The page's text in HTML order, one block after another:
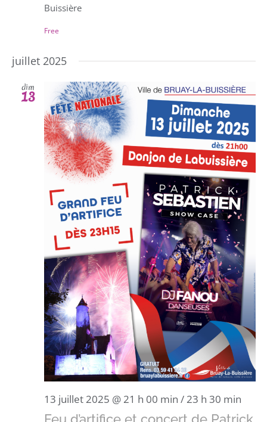
Buissière
Free
juillet 2025
dim
13
13 juillet 2025 @ 21 h 00 min / 23 h 30 min